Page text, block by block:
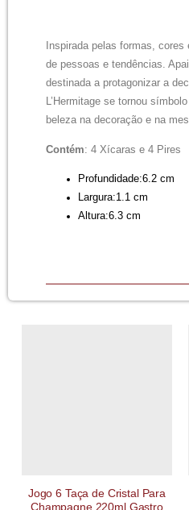
Inspirada pelas formas,
de pessoas e tendências.
destinada a protagonizar a
L’Hermitage se tornou
beleza na decoração e na
Contém: 4 Xícaras e 4 Pires
Profundidade:6.2 cm
Largura:1.1 cm
Altura:6.3 cm
Jogo 6 Taça de Cristal Para
Champagne 220ml Gastro